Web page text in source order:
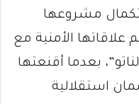
مشروعها
علاقاتها الأمنية مع
بعدما أقنعتها
استقلالية